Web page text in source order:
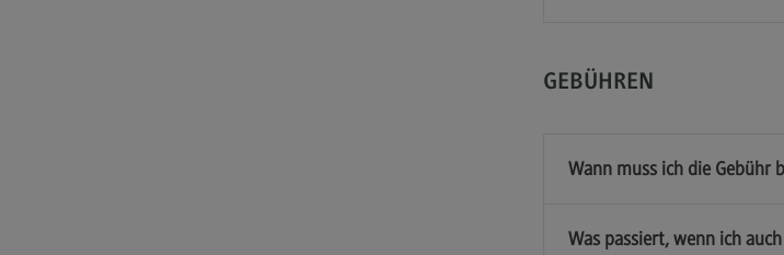
GEBÜHREN
Wann muss ich die Gebühr
Was passiert, wenn ich